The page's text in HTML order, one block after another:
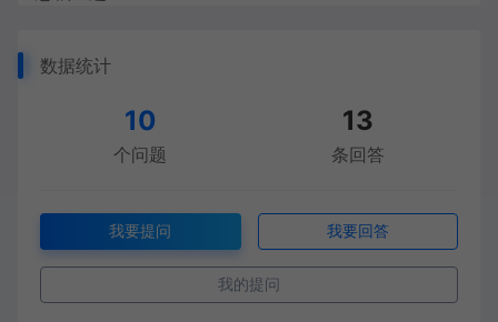
数据统计
10
个问题
13
条回答
我要提问 我要回答
我的提问